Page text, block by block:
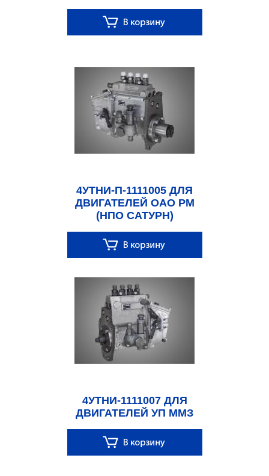
4УТНИ-П-1111005 ДЛЯ
ДВИГАТЕЛЕЙ ОАО РМ
(НПО САТУРН)
4УТНИ-1111007 ДЛЯ
ДВИГАТЕЛЕЙ УП ММЗ